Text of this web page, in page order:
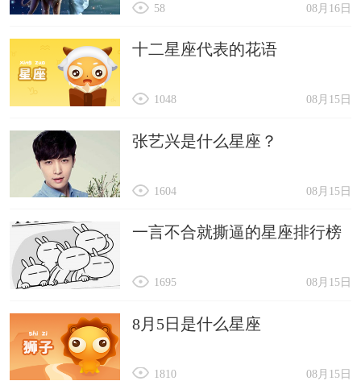
08月16日
58
十二星座代表的花语
08月15日
1048
张艺兴是什么星座？
08月15日
1604
一言不合就撕逼的星座排行榜
08月15日
1695
8月5日是什么星座
08月15日
1810